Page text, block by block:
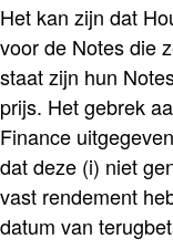
Het kan zijn dat
voor de Notes die
staat zijn hun
prijs. Het gebrek
Finance
dat deze (i) niet
vast rendement
datum van